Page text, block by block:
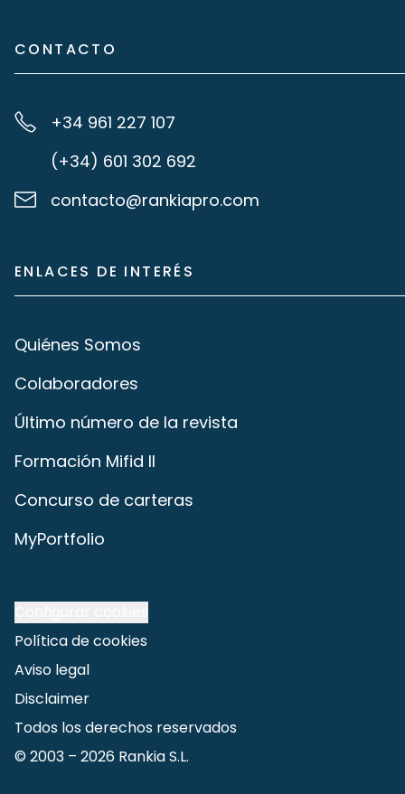
CONTACTO
+34 961 227 107
(+34) 601 302 692
contacto@rankiapro.com
ENLACES DE INTERÉS
Quiénes Somos
Colaboradores
Último número de la revista
Formación Mifid II
Concurso de carteras
MyPortfolio
Política de cookies
Aviso legal
Disclaimer
Todos los derechos reservados
© 2003 – 2026 Rankia S.L.